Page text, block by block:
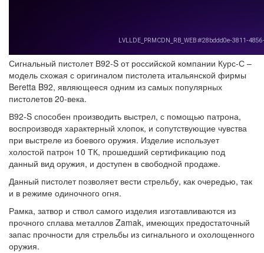
Сигнальный пистолет В92-S от российской компании Курс-С –
модель схожая с оригиналом пистолета итальянской фирмы
Beretta B92, являющееся одним из самых популярных
пистолетов 20-века.
В92-S способен производить выстрел, с помощью патрона,
воспроизводя характерный хлопок, и сопутствующие чувства
при выстреле из боевого оружия. Изделие использует
холостой патрон 10 ТК, прошедший сертификацию под
данный вид оружия, и доступен в свободной продаже.
Данный пистолет позволяет вести стрельбу, как очередью, так
и в режиме одиночного огня.
Рамка, затвор и ствол самого изделия изготавливаются из
прочного сплава металлов Zamak, имеющих предостаточный
запас прочности для стрельбы из сигнального и охолощенного
оружия.